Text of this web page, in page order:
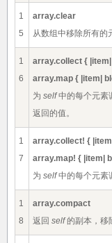
1
5
array.clear
从数组中移除所有的
1
6
array.collect {
array.map { |item|
为 self中的每个元素
返回的值。
1
7
array.collect! {
array.map! { |item|
为 self中的每个元素
1
8
array.compact
返回 self的副本，移